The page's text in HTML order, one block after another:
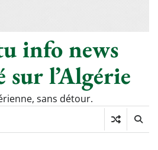
info news
sur l’Algérie
sans détour.